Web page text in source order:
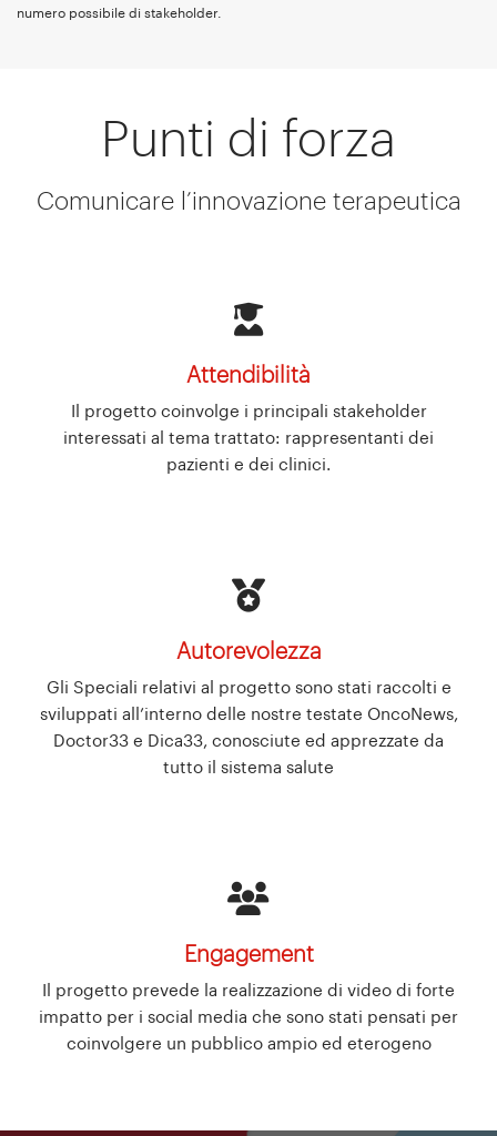
numero possibile di stakeholder.
Punti di forza
Comunicare l’innovazione terapeutica
Attendibilità
Il progetto coinvolge i principali stakeholder
interessati al tema trattato: rappresentanti dei
pazienti e dei clinici.
Autorevolezza
Gli Speciali relativi al progetto sono stati raccolti e
sviluppati all’interno delle nostre testate OncoNews,
Doctor33 e Dica33, conosciute ed apprezzate da
tutto il sistema salute
Engagement
Il progetto prevede la realizzazione di video di forte
impatto per i social media che sono stati pensati per
coinvolgere un pubblico ampio ed eterogeno